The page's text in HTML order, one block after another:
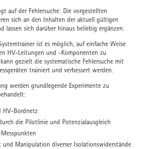
auf der Fehlersuche: Die vorgestellten
sich an den Inhalten der aktuell gültigen
lassen sich darüber hinaus beliebig ergänzen.
ist es möglich, auf einfache Weise
HV-Leitungen und -Komponenten zu
gezielt die systematische Fehlersuche mit
trainiert und verbessert werden.
werden grundlegende Experimente zu
HV-Bordnetz
die Pilotlinie und Potenzialausgleich
und Manipulation diverser Isolationswiderstände